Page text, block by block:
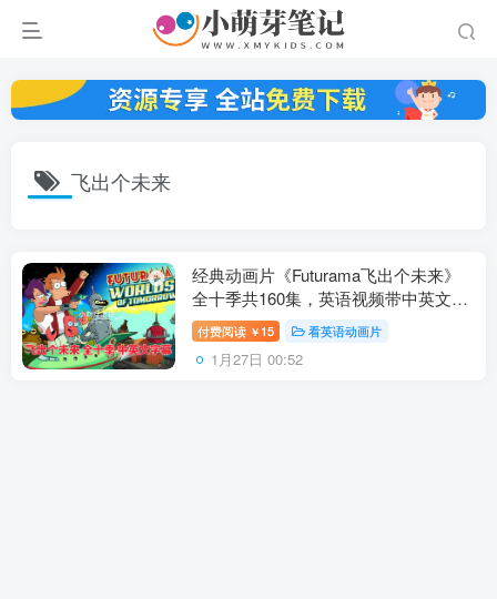
飞出个未来
经典动画片《Futurama飞出个未来》
全十季共160集，英语视频带中英文字
幕，百度云网盘下载
付费阅读 ￥ 15 看英语动画片
1月27日 00:52